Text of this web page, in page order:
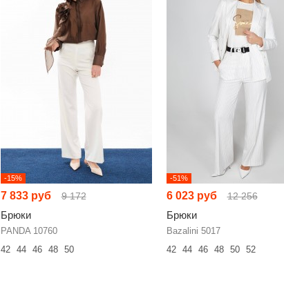
-15%
7 833 руб 9 172
Брюки
PANDA 10760
42
44 46 48 50
-51%
6 023 руб 12 256
Брюки
Bazalini 5017
42
44 46 48 50 52